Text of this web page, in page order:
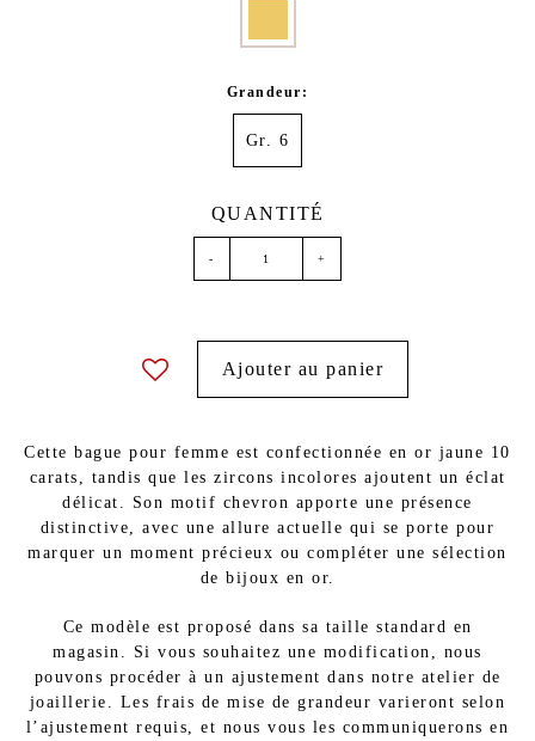
Grandeur:
Gr. 6
QUANTITÉ
- +
Ajouter au panier
Cette bague pour femme est confectionnée en or jaune 10
carats, tandis que les zircons incolores ajoutent un éclat
délicat. Son motif chevron apporte une présence
distinctive, avec une allure actuelle qui se porte pour
marquer un moment précieux ou compléter une sélection
de bijoux en or.
Ce modèle est proposé dans sa taille standard en
magasin. Si vous souhaitez une modification, nous
pouvons procéder à un ajustement dans notre atelier de
joaillerie. Les frais de mise de grandeur varieront selon
l’ajustement requis, et nous vous les communiquerons en